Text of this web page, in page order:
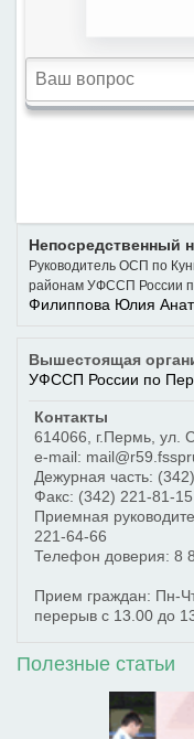
Непосредственный
Руководитель ОСП по
районам УФССП России
Филиппова Юлия
Вышестоящая
УФССП России по
Контакты
614066
г.Пермь ул.
e-mail:
Дежурная часть:
Факс: (342) 221-81-15
Приемная
221-64-66
Телефон доверия: 8
Прием граждан: Пн-
перерыв с 13.00 до
Полезные статьи